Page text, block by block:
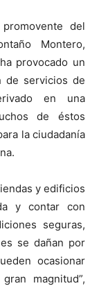
del
Montero,
provocado un
de servicios de
en una
de éstos
la ciudadanía
y edificios
y contar con
seguras,
se dañan por
ocasionar
magnitud”,